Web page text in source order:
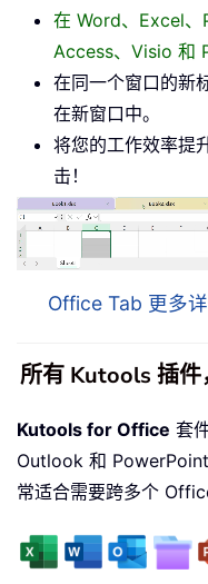
在 Word、Excel、
Access、Visio 和
在同一个窗口的新
在新窗口中。
将您的工作效率提
击！
Office Tab 更多
所有 Kutools 插件
Kutools for Office 套
Outlook 和
常适合需要跨多个